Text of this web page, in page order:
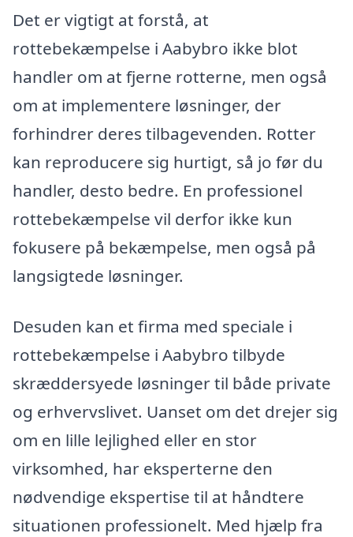
Det er vigtigt at forstå, at
rottebekæmpelse i Aabybro ikke blot
handler om at fjerne rotterne, men også
om at implementere løsninger, der
forhindrer deres tilbagevenden. Rotter
kan reproducere sig hurtigt, så jo før du
handler, desto bedre. En professionel
rottebekæmpelse vil derfor ikke kun
fokusere på bekæmpelse, men også på
langsigtede løsninger.
Desuden kan et firma med speciale i
rottebekæmpelse i Aabybro tilbyde
skræddersyede løsninger til både private
og erhvervslivet. Uanset om det drejer sig
om en lille lejlighed eller en stor
virksomhed, har eksperterne den
nødvendige ekspertise til at håndtere
situationen professionelt. Med hjælp fra